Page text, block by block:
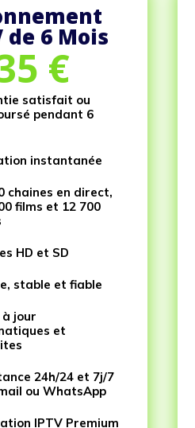
de 6 Mois
€
satisfait ou
pendant 6
instantanée
chaines en direct,
films et 12 700
HD et SD
stable et fiable
à jour
et
24h/24 et 7j/7
ou WhatsApp
IPTV Premium